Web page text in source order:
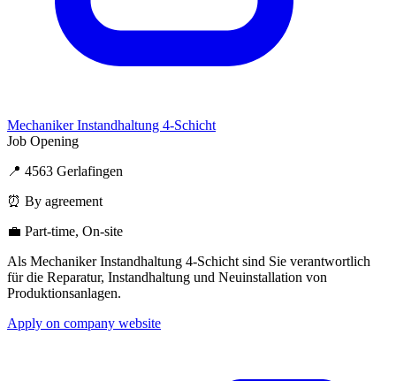
Mechaniker Instandhaltung 4-Schicht
Job Opening
📍 4563 Gerlafingen
⏰ By agreement
💼 Part-time, On-site
Als Mechaniker Instandhaltung 4-Schicht sind Sie verantwortlich
für die Reparatur, Instandhaltung und Neuinstallation von
Produktionsanlagen.
Apply on company website